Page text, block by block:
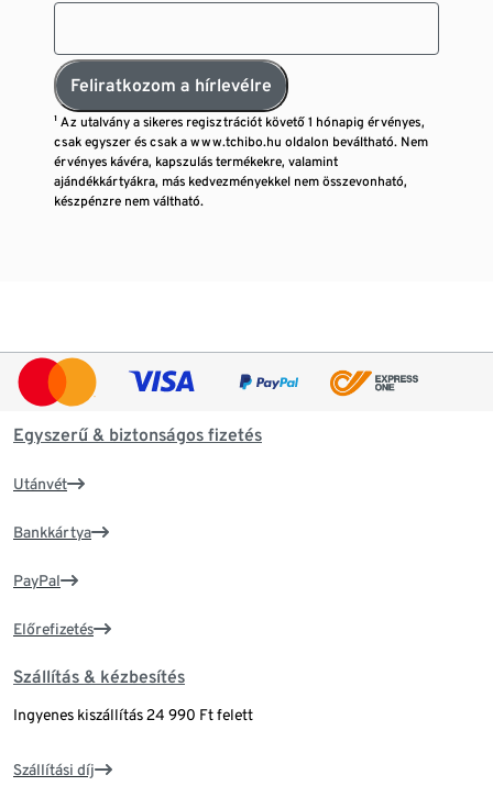
Feliratkozom a hírlevélre
¹ Az utalvány a sikeres regisztrációt követő 1 hónapig érvényes,
csak egyszer és csak a www.tchibo.hu oldalon beváltható. Nem
érvényes kávéra, kapszulás termékekre, valamint
ajándékkártyákra, más kedvezményekkel nem összevonható,
készpénzre nem váltható.
Egyszerű & biztonságos fizetés
Utánvét
Bankkártya
PayPal
Előrefizetés
Szállítás & kézbesítés
Ingyenes kiszállítás 24 990 Ft felett
Szállítási díj